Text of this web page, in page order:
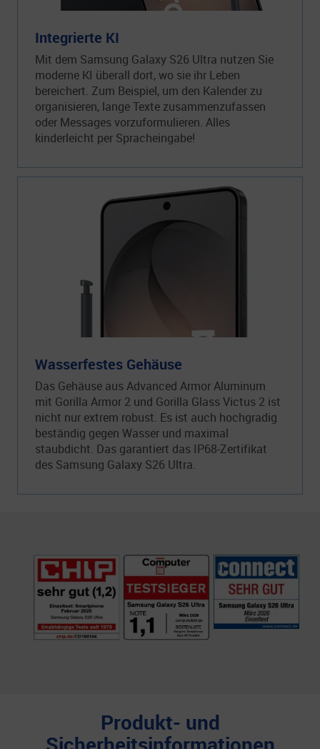
Integrierte KI
Mit dem Samsung Galaxy S26 Ultra nutzen Sie
moderne KI überall dort, wo sie ihr Leben
bereichert. Zum Beispiel, um den Kalender zu
organisieren, lange Texte zusammenzufassen
oder Messages vorzuformulieren. Alles
kinderleicht per Spracheingabe!
Wasserfestes Gehäuse
Das Gehäuse aus Advanced Armor Aluminum
mit Gorilla Armor 2 und Gorilla Glass Victus 2 ist
nicht nur extrem robust. Es ist auch hochgradig
beständig gegen Wasser und maximal
staubdicht. Das garantiert das IP68-Zertifikat
des Samsung Galaxy S26 Ultra.
Produkt- und